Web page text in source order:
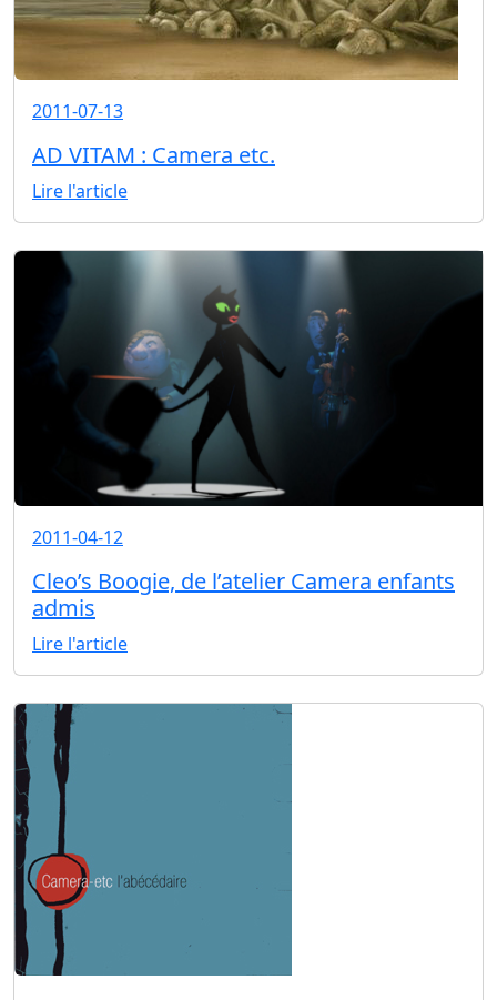
2011-07-13
AD VITAM : Camera etc.
Lire l'article
2011-04-12
Cleo’s Boogie, de l’atelier Camera enfants
admis
Lire l'article